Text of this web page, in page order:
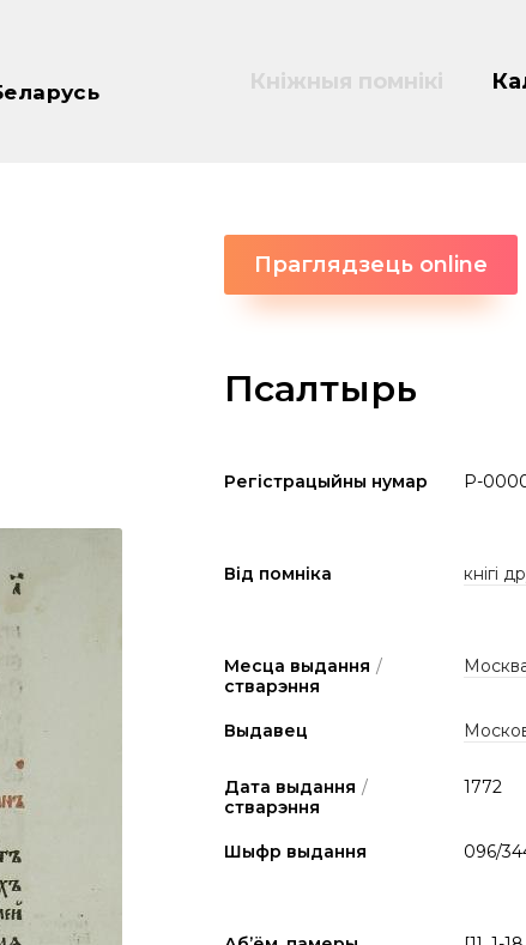
Кніжныя помнікі
Праглядзець online
Псалтырь
Регістрацыйны нумар P-
Від помніка кнігі
Месца выдання /
стварэння
Выдавец
Дата выдання /
стварэння
1772
Шыфр выдання 096/